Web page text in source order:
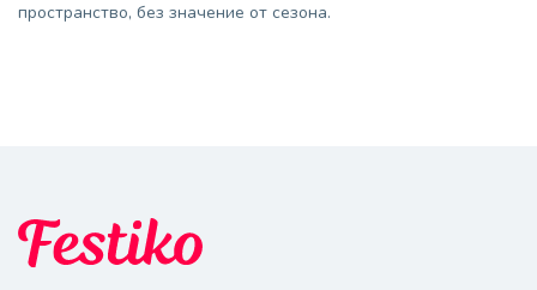
пространство, без значение от сезона.